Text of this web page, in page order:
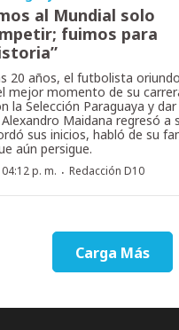
al Mundial solo
fuimos para
20 años, el futbolista
mejor momento de su
la Selección Paraguaya y
Maidana regresó a
sus inicios, habló de su
aún persigue.
p. m. · Redacción D10
Carga Más